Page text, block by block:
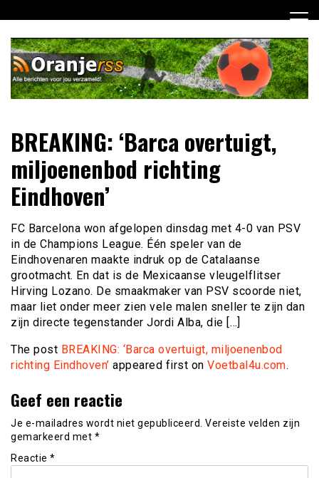
naar
inhoud
Oranje RSS
niets meer van het Nederlands Elftal op weg naar het EK
2012!
BREAKING: ‘Barca overtuigt,
miljoenenbod richting
Eindhoven’
FC Barcelona won afgelopen dinsdag met 4-0 van PSV
in de Champions League. Één speler van de
Eindhovenaren maakte indruk op de Catalaanse
grootmacht. En dat is de Mexicaanse vleugelflitser
Hirving Lozano. De smaakmaker van PSV scoorde niet,
maar liet onder meer zien vele malen sneller te zijn dan
zijn directe tegenstander Jordi Alba, die […]
The post BREAKING: ‘Barca overtuigt, miljoenenbod
richting Eindhoven’ appeared first on Voetbal4u.com.
Geef een reactie
Je e-mailadres wordt niet gepubliceerd. Vereiste velden zijn
gemarkeerd met *
Reactie *